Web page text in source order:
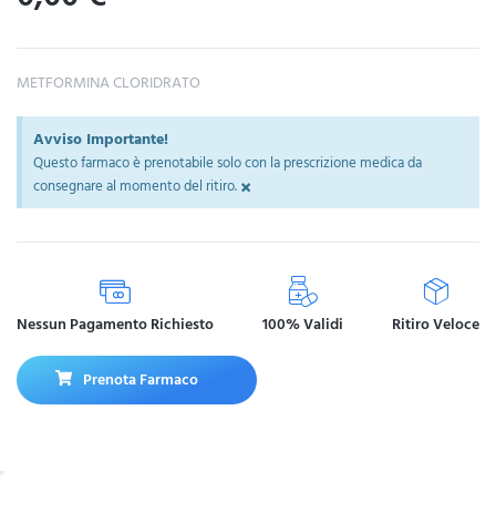
METFORMINA CLORIDRATO
Avviso Importante!
Questo farmaco è prenotabile solo con la prescrizione medica da
consegnare al momento del ritiro.×
Nessun Pagamento Richiesto 100% Validi Ritiro Veloce
Prenota Farmaco